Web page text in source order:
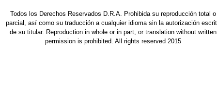
Todos los Derechos Reservados D.R.A. Prohibida su reproducción total o
parcial, así como su traducción a cualquier idioma sin la autorización
de su titular. Reproduction in whole or in part, or translation without written
permission is prohibited. All rights reserved 2015